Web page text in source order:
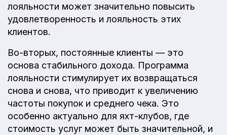
лояльности может значительно повысить
удовлетворенность и лояльность этих
клиентов.
Во-вторых, постоянные клиенты — это
основа стабильного дохода. Программа
лояльности стимулирует их возвращаться
снова и снова, что приводит к увеличению
частоты покупок и среднего чека. Это
особенно актуально для яхт-клубов, где
стоимость услуг может быть значительной, и